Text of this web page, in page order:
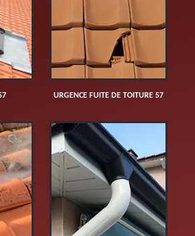
URGENCE FUITE DE TOITURE 57